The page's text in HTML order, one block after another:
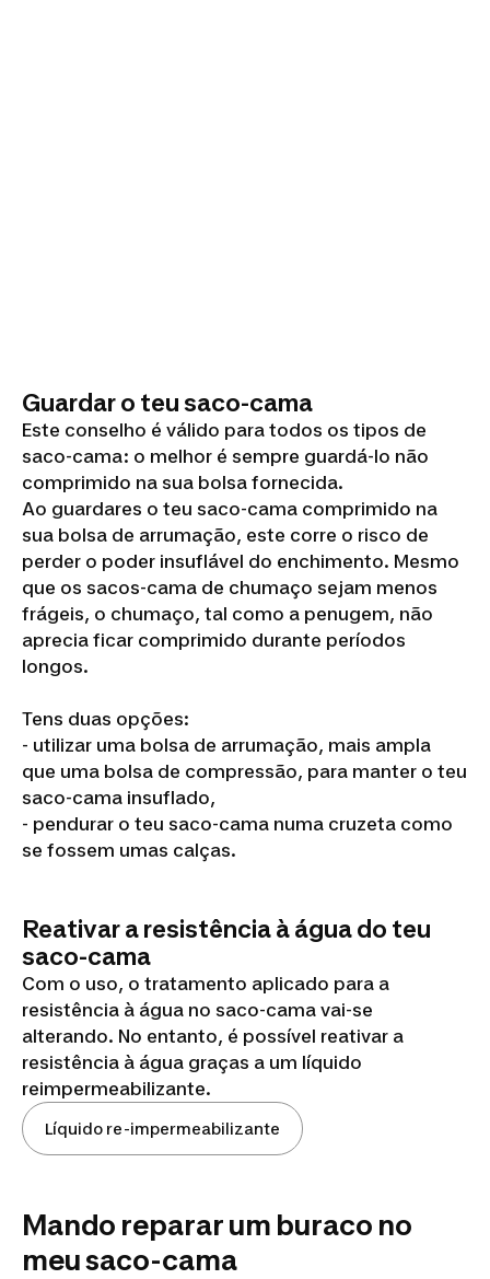
Guardar o teu saco-cama
Este conselho é válido para todos os tipos de
saco-cama: o melhor é sempre guardá-lo não
comprimido na sua bolsa fornecida.
Ao guardares o teu saco-cama comprimido na
sua bolsa de arrumação, este corre o risco de
perder o poder insuflável do enchimento. Mesmo
que os sacos-cama de chumaço sejam menos
frágeis, o chumaço, tal como a penugem, não
aprecia ficar comprimido durante períodos
longos.
Tens duas opções:
- utilizar uma bolsa de arrumação, mais ampla
que uma bolsa de compressão, para manter o teu
saco-cama insuflado,
- pendurar o teu saco-cama numa cruzeta como
se fossem umas calças.
Reativar a resistência à água do teu
saco-cama
Com o uso, o tratamento aplicado para a
resistência à água no saco-cama vai-se
alterando. No entanto, é possível reativar a
resistência à água graças a um líquido
reimpermeabilizante.
Líquido re-impermeabilizante
Mando reparar um buraco no
meu saco-cama